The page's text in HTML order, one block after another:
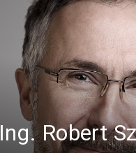
Ing. Robert